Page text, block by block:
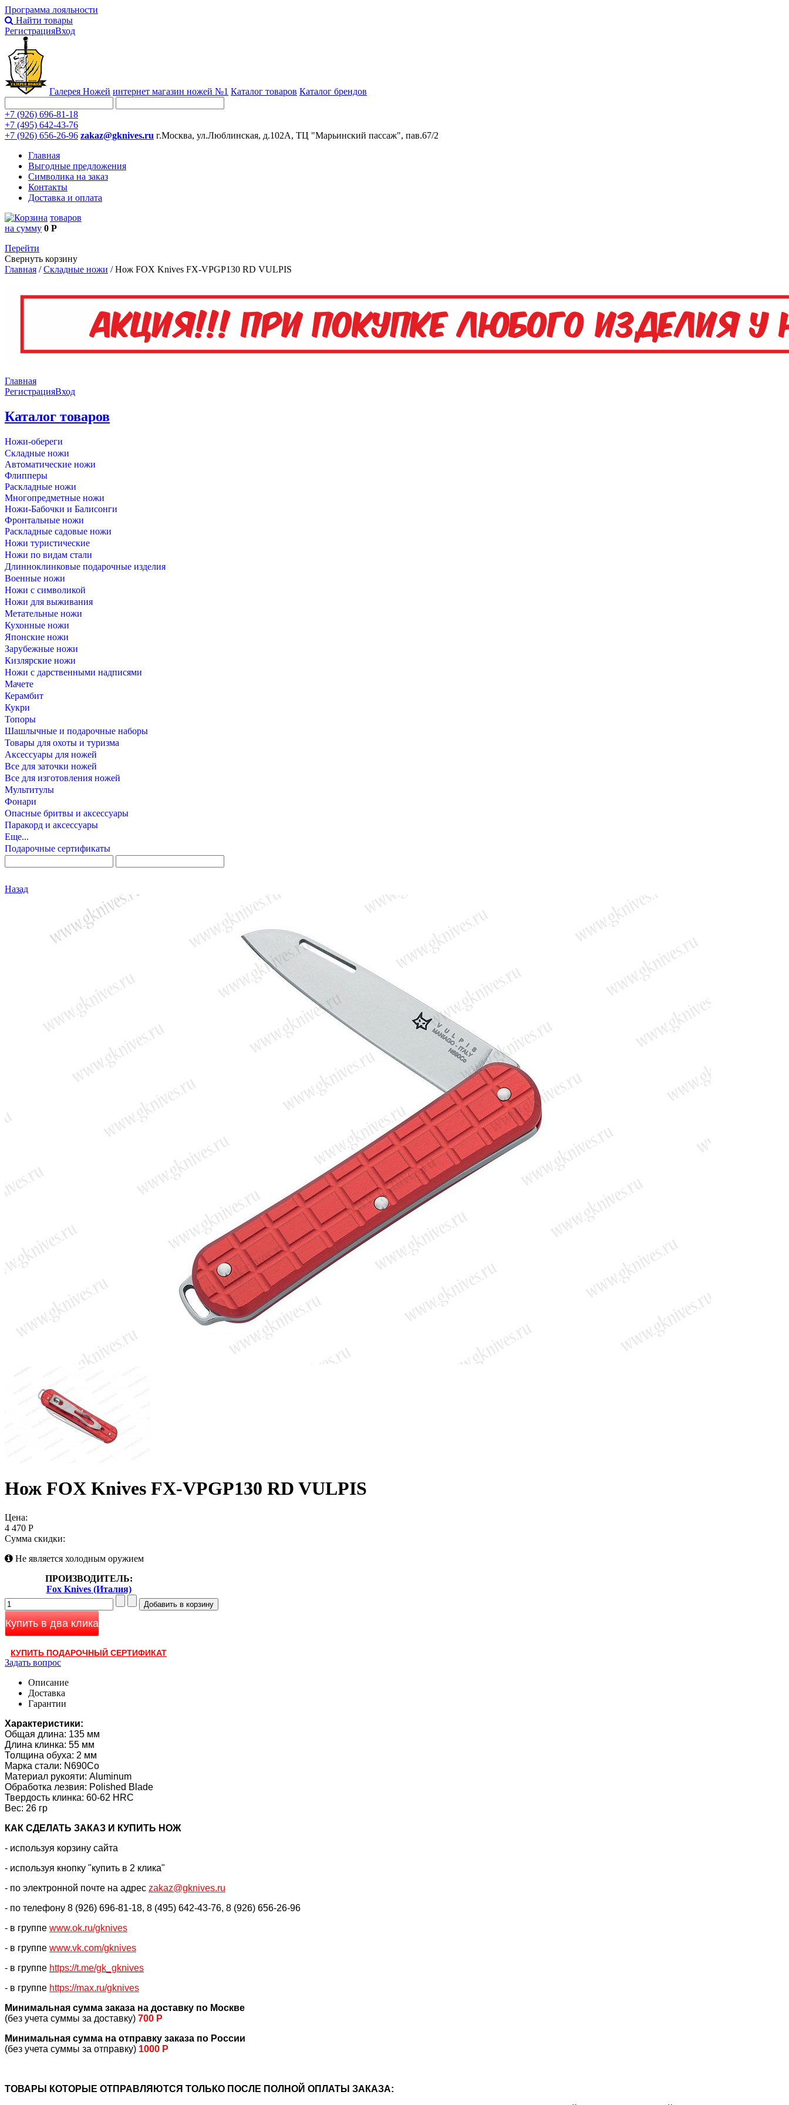
Программа лояльности
Найти товары
РегистрацияВход
Галерея Ножей интернет магазин ножей №1 Каталог товаров Каталог брендов
+7 (926) 696-81-18
+7 (495) 642-43-76
+7 (926) 656-26-96 zakaz@gknives.ru г.Москва, ул.Люблинская, д.102А, ТЦ "Марьинский пассаж", пав.67/2
Главная
Выгодные предложения
Символика на заказ
Контакты
Доставка и оплата
товаров
на сумму 0 Р
Перейти
Свернуть корзину
Главная /Складные ножи /Нож FOX Knives FX-VPGP130 RD VULPIS
Главная
РегистрацияВход
Каталог товаров
Ножи-обереги
Складные ножи
Автоматические ножи
Флипперы
Раскладные ножи
Многопредметные ножи
Ножи-Бабочки и Балисонги
Фронтальные ножи
Раскладные садовые ножи
Ножи туристические
Ножи по видам стали
Длинноклинковые подарочные изделия
Военные ножи
Ножи с символикой
Ножи для выживания
Метательные ножи
Кухонные ножи
Японские ножи
Зарубежные ножи
Кизлярские ножи
Ножи с дарственными надписями
Мачете
Керамбит
Кукри
Топоры
Шашлычные и подарочные наборы
Товары для охоты и туризма
Аксессуары для ножей
Все для заточки ножей
Все для изготовления ножей
Мультитулы
Фонари
Опасные бритвы и аксессуары
Паракорд и аксессуары
Еще...
Подарочные сертификаты
Назад
Нож FOX Knives FX-VPGP130 RD VULPIS
Цена:
4 470 Р
Сумма скидки:
Не является холодным оружием
ПРОИЗВОДИТЕЛЬ:
Fox Knives (Италия)
Купить в два клика
КУПИТЬ ПОДАРОЧНЫЙ СЕРТИФИКАТ
Задать вопрос
Описание
Доставка
Гарантии
Характеристики:
Общая длина: 135 мм
Длина клинка: 55 мм
Толщина обуха: 2 мм
Марка стали: N690Co
Материал рукояти: Aluminum
Обработка лезвия: Polished Blade
Твердость клинка: 60-62 HRC
Вес: 26 гр
КАК CДЕЛАТЬ ЗАКАЗ И КУПИТЬ НОЖ
- используя корзину сайта
- используя кнопку "купить в 2 клика"
- по электронной почте на адрес zakaz@gknives.ru
- по телефону 8 (926) 696-81-18, 8 (495) 642-43-76, 8 (926) 656-26-96
- в группе www.ok.ru/gknives
- в группе www.vk.com/gknives
- в группе https://t.me/gk_gknives
- в группе https://max.ru/gknives
Минимальная сумма заказа на доставку по Москве
(без учета суммы за доставку) 700 Р
Минимальная сумма на отправку заказа по России
(без учета суммы за отправку) 1000 Р
ТОВАРЫ КОТОРЫЕ ОТПРАВЛЯЮТСЯ ТОЛЬКО ПОСЛЕ ПОЛНОЙ ОПЛАТЫ ЗАКАЗА: